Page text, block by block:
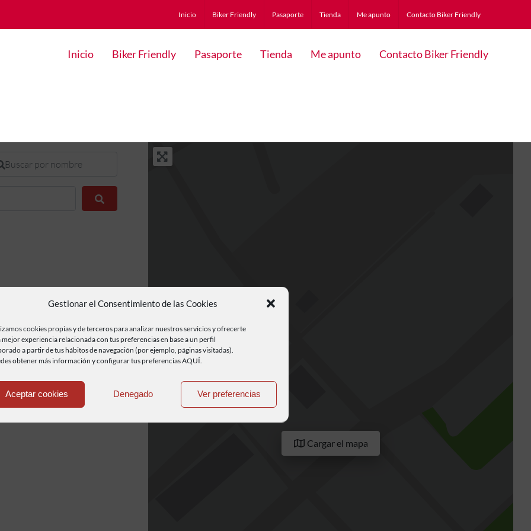
Gestionar el Consentimiento de las Cookies
cookies propias y de terceros para analizar nuestros servicios y ofrecerte
mejor experiencia relacionada con tus preferencias en base a un perfil
a partir de tus hábitos de navegación (por ejemplo, páginas visitadas).
obtener más información y configurar tus preferencias AQUÍ.
Aceptar cookies Denegado Ver preferencias
Inicio Biker Friendly Pasaporte Tienda Me apunto Contacto Biker Friendly
Inicio Biker Friendly Pasaporte Tienda Me apunto Contacto Biker Friendly
por nombre
Cargar el mapa